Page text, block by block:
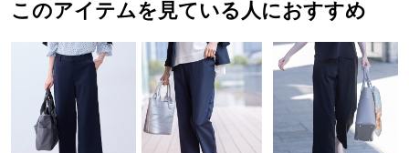
このアイテムを見ている人におすすめ